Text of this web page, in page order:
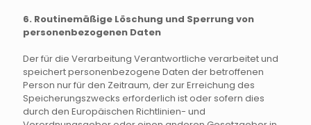
6. Routinemäßige Löschung und Sperrung von
personenbezogenen Daten
Der für die Verarbeitung Verantwortliche verarbeitet und
speichert personenbezogene Daten der betroffenen
Person nur für den Zeitraum, der zur Erreichung des
Speicherungszwecks erforderlich ist oder sofern dies
durch den Europäischen Richtlinien- und